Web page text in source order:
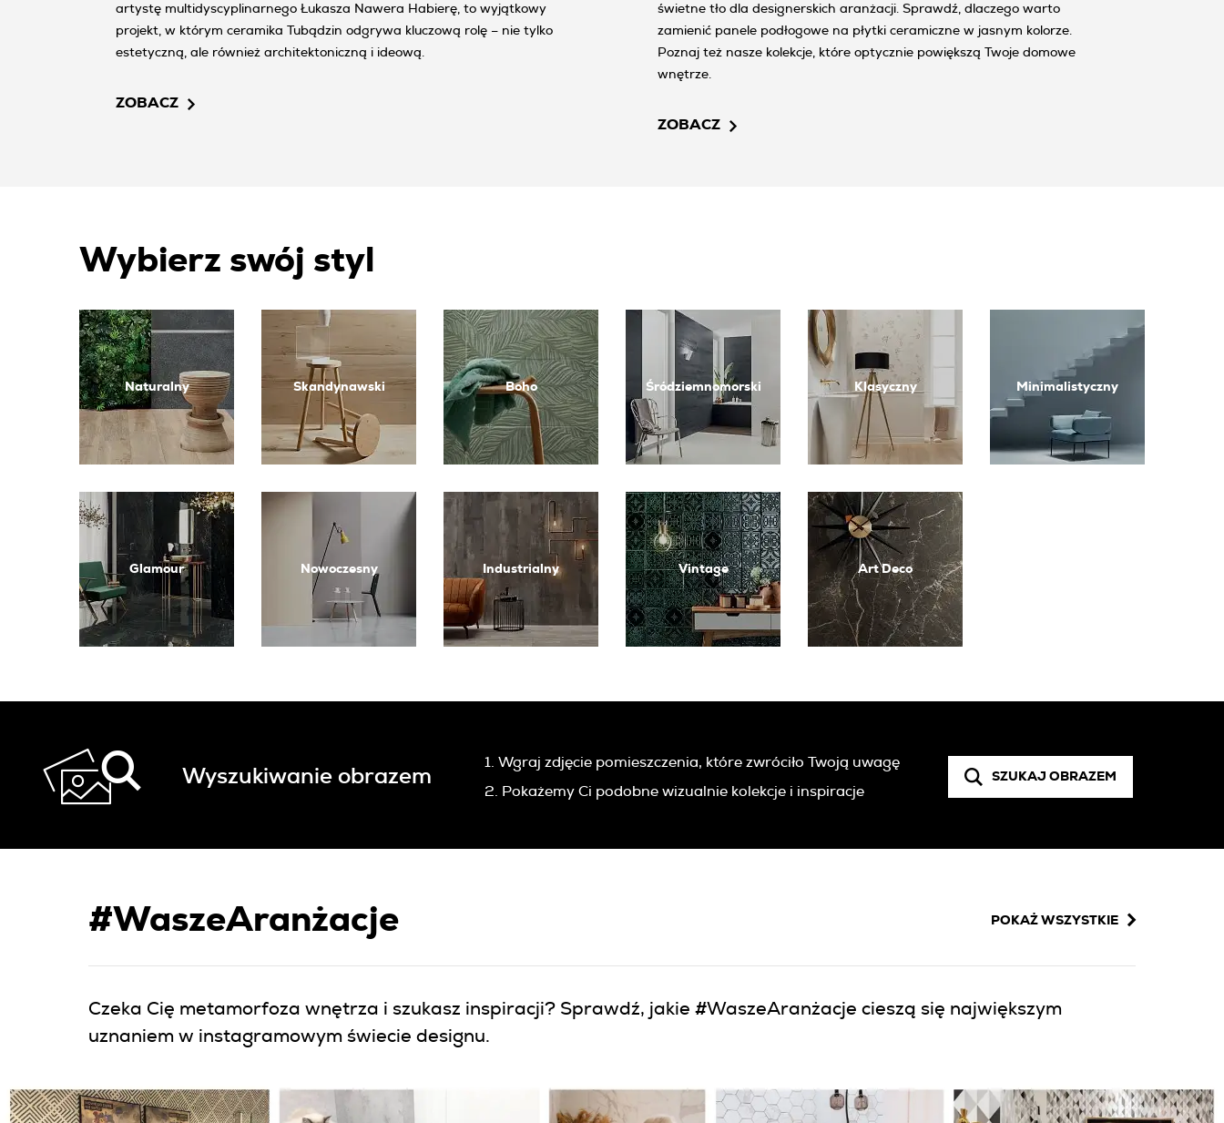
artystę multidyscyplinarnego Łukasza Nawera Habierę, to wyjątkowy
projekt, w którym ceramika Tubądzin odgrywa kluczową rolę – nie tylko
estetyczną, ale również architektoniczną i ideową.
ZOBACZ
świetne tło dla designerskich aranżacji. Sprawdź, dlaczego warto
zamienić panele podłogowe na płytki ceramiczne w jasnym kolorze.
Poznaj też nasze kolekcje, które optycznie powiększą Twoje domowe
wnętrze.
ZOBACZ
Wybierz swój styl
Naturalny Skandynawski Boho Śródziemnomorski Klasyczny Minimalistyczny
Glamour Nowoczesny Industrialny Vintage Art Deco
Wyszukiwanie obrazem
1. Wgraj zdjęcie pomieszczenia, które zwróciło Twoją uwagę
2. Pokażemy Ci podobne wizualnie kolekcje i inspiracje
SZUKAJ OBRAZEM
#WaszeAranżacje POKAŻ WSZYSTKIE
Czeka Cię metamorfoza wnętrza i szukasz inspiracji? Sprawdź, jakie #WaszeAranżacje cieszą się największym
uznaniem w instagramowym świecie designu.